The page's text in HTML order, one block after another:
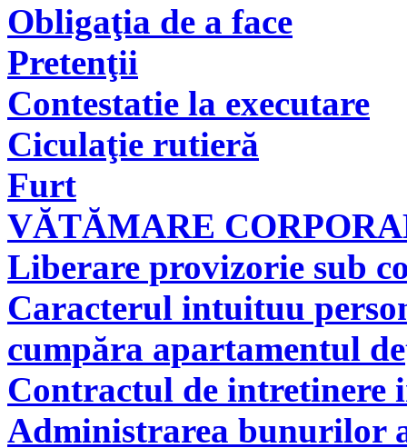
Obligaţia de a face
Pretenţii
Contestatie la executare
Ciculaţie rutieră
Furt
VĂTĂMARE
Liberare provizorie sub
Caracterul intuituu
cumpăra apartamentul
Contractul de intretinere
Administrarea bunurilor